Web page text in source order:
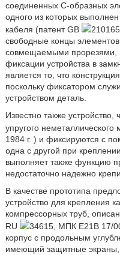
соединенных С-образных
одного из которых выполнен
кабеля (патент GB
свободные концы
совмещаемыми прорезями,
фиксации устройства в
является то, что
поскольку фиксатором
устройством деталь.
Известно также
упругого неметаллического
1984 г. ) и фиксируются с
одна с другой при
выполняет также функцию
недостаточно надежно
В качестве прототипа
устройство для крепления
компрессорных труб,
RU
34615, МПК Е21В 17/
корпус с продольным
имеющий защитные